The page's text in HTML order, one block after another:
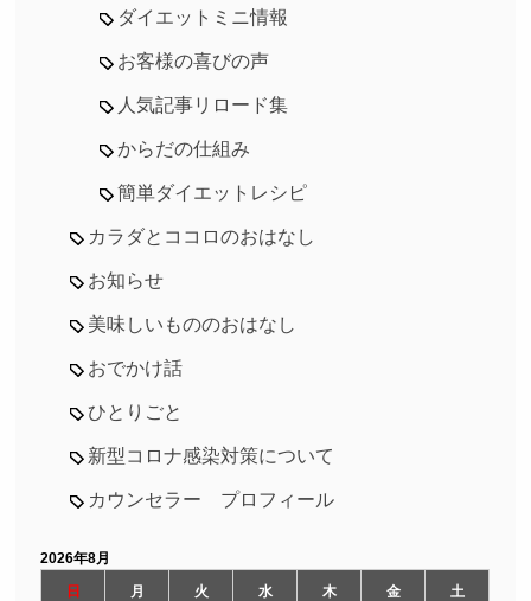
ダイエットミニ情報
お客様の喜びの声
人気記事リロード集
からだの仕組み
簡単ダイエットレシピ
カラダとココロのおはなし
お知らせ
美味しいもののおはなし
おでかけ話
ひとりごと
新型コロナ感染対策について
カウンセラー プロフィール
2026年8月
日
月 火 水 木 金 土